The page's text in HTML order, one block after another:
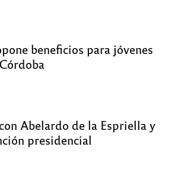
beneficios para jóvenes
Abelardo de la Espriella y
presidencial